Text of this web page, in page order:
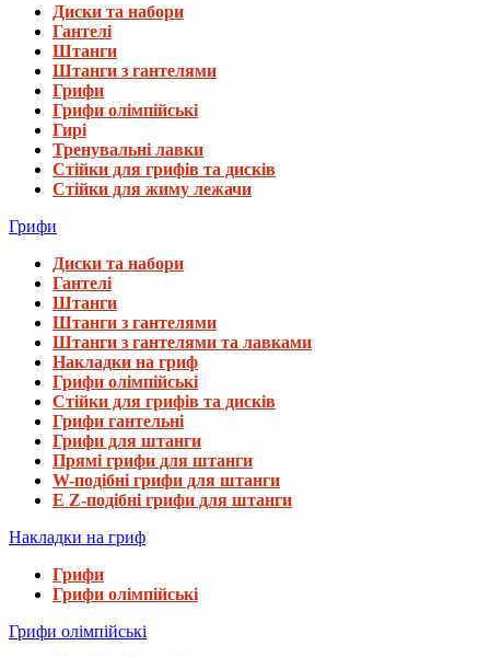
Диски та набори
Гантелі
Штанги
Штанги з гантелями
Грифи
Грифи олімпійські
Гирі
Тренувальні лавки
Стійки для грифів та дисків
Стійки для жиму лежачи
Грифи
Диски та набори
Гантелі
Штанги
Штанги з гантелями
Штанги з гантелями та лавками
Накладки на гриф
Грифи олімпійські
Стійки для грифів та дисків
Грифи гантельні
Грифи для штанги
Прямі грифи для штанги
W-подібні грифи для штанги
E Z-подібні грифи для штанги
Накладки на гриф
Грифи
Грифи олімпійські
Грифи олімпійські